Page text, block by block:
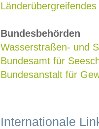
Bundesbehörden
Wasserstraßen- und
Bundesamt für
Bundesanstalt für
Internationale